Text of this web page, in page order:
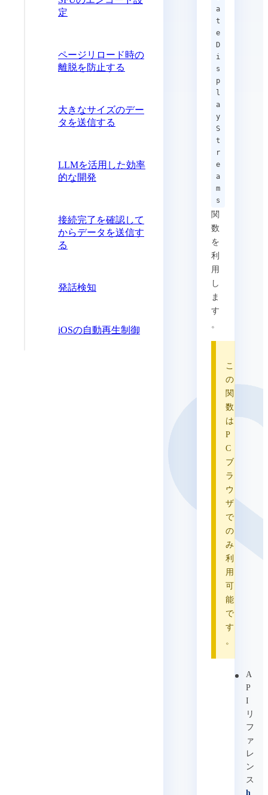
定
ページリロード時の
離脱を防止する
大きなサイズのデー
タを送信する
LLMを活用した効率
的な開発
接続完了を確認して
からデータを送信す
る
発話検知
iOSの自動再生制御
a
t
e
D
i
s
p
l
a
y
S
t
r
e
a
m
s
関
数
を
利
用
し
ま
す
。
こ
の
関
数
は
P
C
ブ
ラ
ウ
ザ
で
の
み
利
用
可
能
で
す
。
A
P
I
リ
フ
ァ
レ
ン
ス
h